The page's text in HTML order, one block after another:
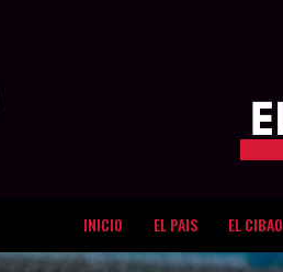
INICIO EL PAIS EL CIBAO